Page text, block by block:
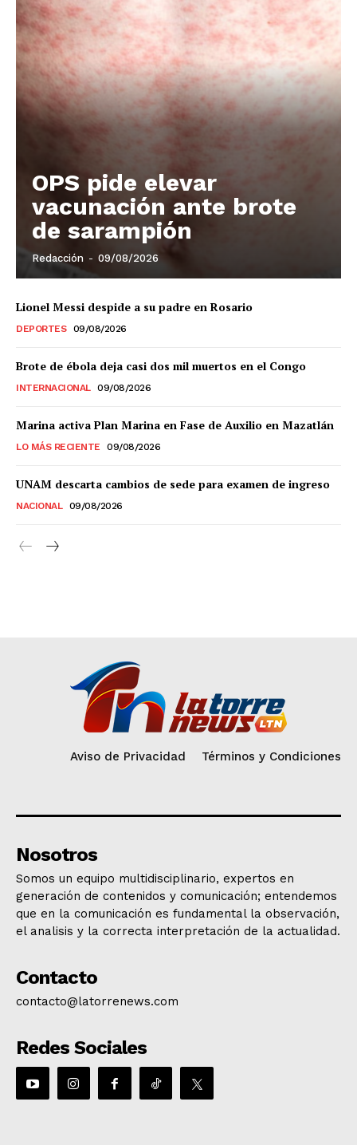
OPS pide elevar
vacunación ante brote
de sarampión
Redacción - 09/08/2026
Lionel Messi despide a su padre en Rosario
DEPORTES 09/08/2026
Brote de ébola deja casi dos mil muertos en el Congo
INTERNACIONAL 09/08/2026
Marina activa Plan Marina en Fase de Auxilio en Mazatlán
LO MÁS RECIENTE 09/08/2026
UNAM descarta cambios de sede para examen de ingreso
NACIONAL 09/08/2026
Aviso de Privacidad Términos y Condiciones
Nosotros
Somos un equipo multidisciplinario, expertos en
generación de contenidos y comunicación; entendemos
que en la comunicación es fundamental la observación,
el analisis y la correcta interpretación de la actualidad.
Contacto
contacto@latorrenews.com
Redes Sociales